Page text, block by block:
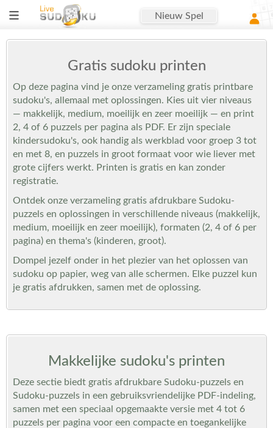
Nieuw Spel
Gratis sudoku printen
Op deze pagina vind je onze verzameling gratis printbare
sudoku's, allemaal met oplossingen. Kies uit vier niveaus
— makkelijk, medium, moeilijk en zeer moeilijk — en print
2, 4 of 6 puzzels per pagina als PDF. Er zijn speciale
kindersudoku's, ook handig als werkblad voor groep 3 tot
en met 8, en puzzels in groot formaat voor wie liever met
grote cijfers werkt. Printen is gratis en kan zonder
registratie.
Ontdek onze verzameling gratis afdrukbare Sudoku-
puzzels en oplossingen in verschillende niveaus (makkelijk,
medium, moeilijk en zeer moeilijk), formaten (2, 4 of 6 per
pagina) en thema's (kinderen, groot).
Dompel jezelf onder in het plezier van het oplossen van
sudoku op papier, weg van alle schermen. Elke puzzel kun
je gratis afdrukken, samen met de oplossing.
Makkelijke sudoku's printen
Deze sectie biedt gratis afdrukbare Sudoku-puzzels en
Sudoku-puzzels in een gebruiksvriendelijke PDF-indeling,
samen met een speciaal opgemaakte versie met 4 tot 6
puzzels per pagina voor een compacte en toegankelijke